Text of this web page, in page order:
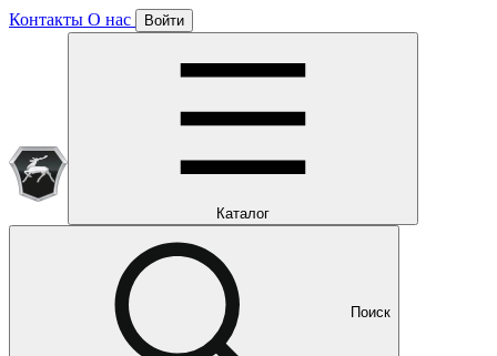
Контакты О нас Войти
Каталог
Поиск
Отлично!
Подписка уже оформлена